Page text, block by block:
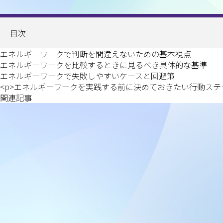
目次
エネルギーワークで判断を間違えないための基本視点
エネルギーワークを比較するときに見るべき具体的な基準
エネルギーワークで失敗しやすいケースと回避策
<p>エネルギーワークを実践する前に決めておきたい行動ス
関連記事